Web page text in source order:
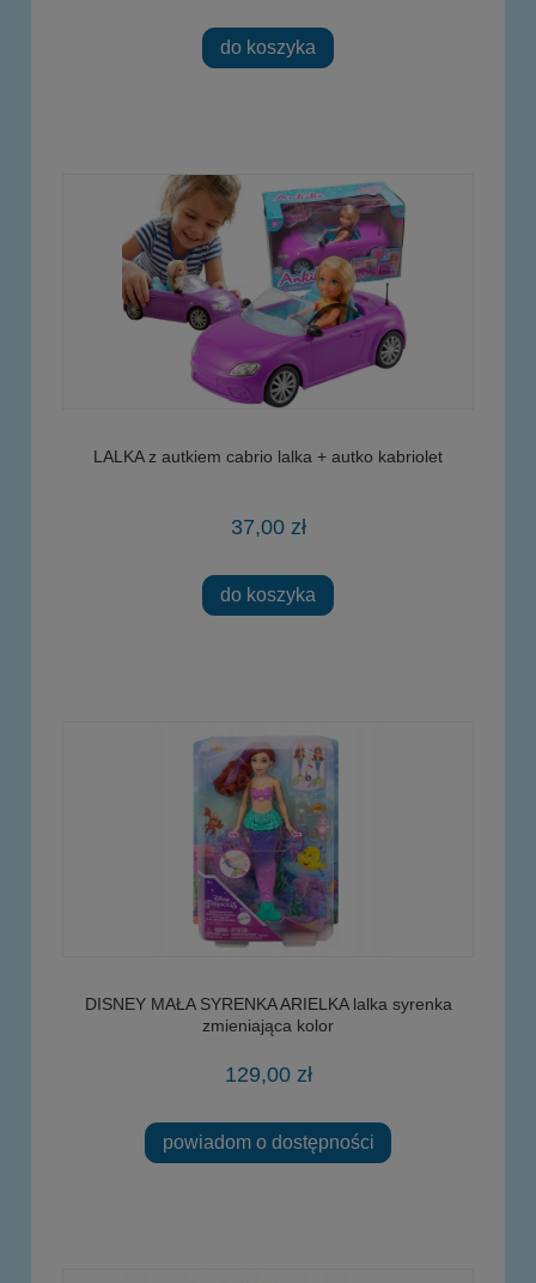
do koszyka
LALKA z autkiem cabrio lalka + autko kabriolet
37,00 zł
do koszyka
DISNEY MAŁA SYRENKA ARIELKA lalka syrenka
zmieniająca kolor
129,00 zł
powiadom o dostępności